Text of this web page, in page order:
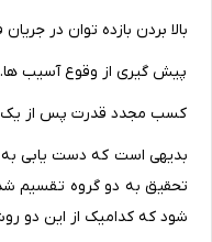
بالا بردن بازده توان در
پیش گیری از وقوع آسیب ها.
کسب مجدد قدرت پس از
شود که کدامیک از این دو